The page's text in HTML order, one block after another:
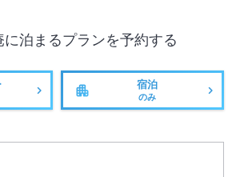
に泊まるプランを予約する
宿泊
のみ